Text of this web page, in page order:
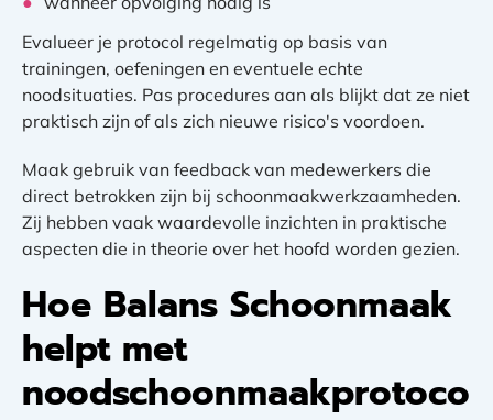
Evalueer je protocol regelmatig op basis van
trainingen, oefeningen en eventuele echte
noodsituaties. Pas procedures aan als blijkt dat ze niet
praktisch zijn of als zich nieuwe risico's voordoen.
Maak gebruik van feedback van medewerkers die
direct betrokken zijn bij schoonmaakwerkzaamheden.
Zij hebben vaak waardevolle inzichten in praktische
aspecten die in theorie over het hoofd worden gezien.
Hoe Balans Schoonmaak
helpt met
noodschoonmaakprotoco